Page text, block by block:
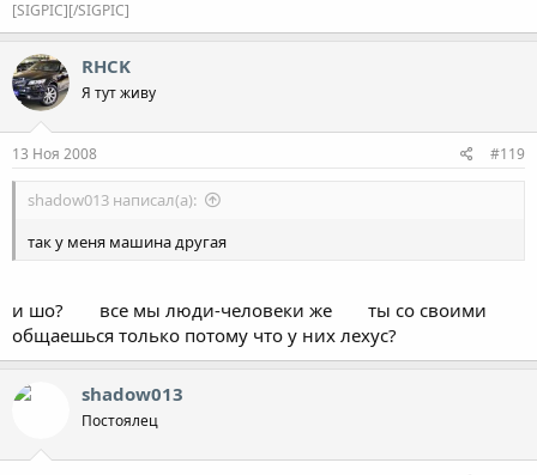
[SIGPIC][/SIGPIC]
RHCK
Я тут живу
13 Ноя 2008 #119
shadow013 написал(а):
так у меня машина другая
и шо? все мы люди-человеки же
ты со своими
общаешься только потому что у них лехус?
shadow013
Постоялец